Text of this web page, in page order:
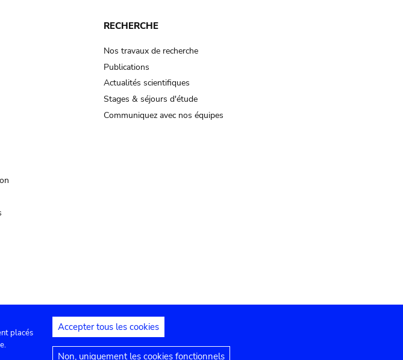
RECHERCHE
Nos travaux de recherche
Publications
Actualités scientifiques
Stages & séjours d'étude
Communiquez avec nos équipes
de confidentialité Mentions juridiques Déclaration d'accessibilité
placés
Accepter tous les cookies
Non, uniquement les cookies fonctionnels